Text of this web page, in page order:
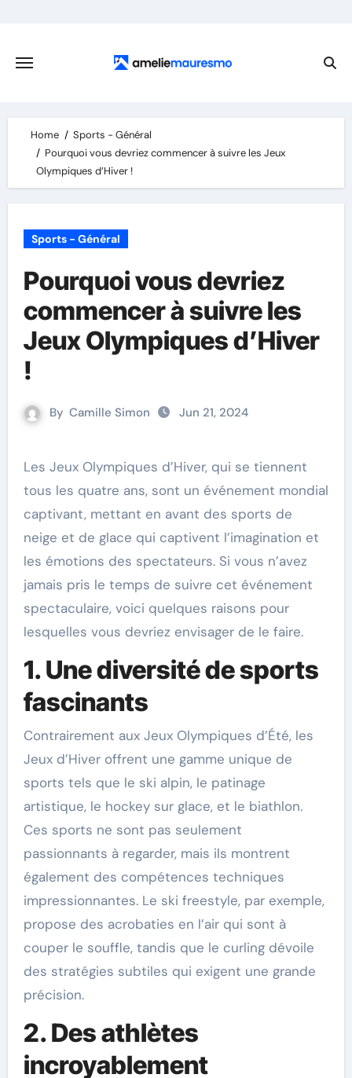
content
Home
Sports - Général
Pourquoi vous devriez commencer à suivre les Jeux
Olympiques d’Hiver !
Sports - Général
Pourquoi vous devriez
commencer à suivre les
Jeux Olympiques d’Hiver
!
By Camille Simon Jun 21, 2024
Les Jeux Olympiques d’Hiver, qui se tiennent
tous les quatre ans, sont un événement mondial
captivant, mettant en avant des sports de
neige et de glace qui captivent l’imagination et
les émotions des spectateurs. Si vous n’avez
jamais pris le temps de suivre cet événement
spectaculaire, voici quelques raisons pour
lesquelles vous devriez envisager de le faire.
1. Une diversité de sports
fascinants
Contrairement aux Jeux Olympiques d’Été, les
Jeux d’Hiver offrent une gamme unique de
sports tels que le ski alpin, le patinage
artistique, le hockey sur glace, et le biathlon.
Ces sports ne sont pas seulement
passionnants à regarder, mais ils montrent
également des compétences techniques
impressionnantes. Le ski freestyle, par exemple,
propose des acrobaties en l’air qui sont à
couper le souffle, tandis que le curling dévoile
des stratégies subtiles qui exigent une grande
précision.
2. Des athlètes
incroyablement